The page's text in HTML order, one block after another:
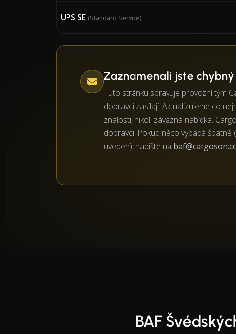
UPS SE (Standard Service)
Zaznamenali jste chybný
Tuto stránku spravuje provozní tým
dopravci zasílají. Aktualizujeme co
znalosti, nikoli závazná nabídka.
dopravci. Pokud něco vypadá
uveden), napište na
BAF